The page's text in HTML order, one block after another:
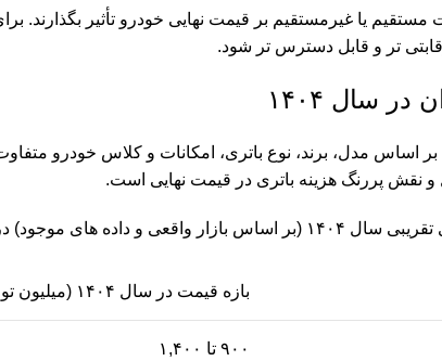
یا غیرمستقیم بر قیمت نهایی خودرو تأثیر بگذارند.
سال ۱۴۰۴
قیمت ماشین برقی در ایران سال ۱۴۰۴ بر اساس مدل، برند، نوع باتری، امکانات و
نقش پررنگ هزینه باتری در قیمت نهایی است.
در جدول زیر آمده است:
بازه قیمت در سال ۱۴۰۴ (میلیون تومان)
۹۰۰ تا ۱,۴۰۰